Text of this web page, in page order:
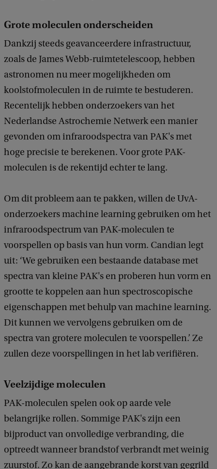
Grote moleculen onderscheiden
Dankzij steeds geavanceerdere infrastructuur,
zoals de James Webb-ruimtetelescoop, hebben
astronomen nu meer mogelijkheden om
koolstofmoleculen in de ruimte te bestuderen.
Recentelijk hebben onderzoekers van het
Nederlandse Astrochemie Netwerk een manier
gevonden om infraroodspectra van PAK's met
hoge precisie te berekenen. Voor grote PAK-
moleculen is de rekentijd echter te lang.
Om dit probleem aan te pakken, willen de UvA-
onderzoekers machine learning gebruiken om het
infraroodspectrum van PAK-moleculen te
voorspellen op basis van hun vorm. Candian legt
uit: ‘We gebruiken een bestaande database met
spectra van kleine PAK's en proberen hun vorm en
grootte te koppelen aan hun spectroscopische
eigenschappen met behulp van machine learning.
Dit kunnen we vervolgens gebruiken om de
spectra van grotere moleculen te voorspellen.’ Ze
zullen deze voorspellingen in het lab verifiëren.
Veelzijdige moleculen
PAK-moleculen spelen ook op aarde vele
belangrijke rollen. Sommige PAK's zijn een
bijproduct van onvolledige verbranding, die
optreedt wanneer brandstof verbrandt met weinig
zuurstof. Zo kan de aangebrande korst van gegrild